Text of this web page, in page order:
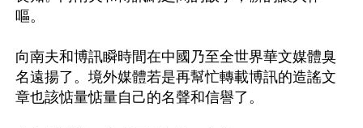
嘔。
向南夫和博訊瞬時間在中國乃至全世界華文媒體臭
名遠揚了。境外媒體若是再幫忙轉載博訊的造謠文
章也該惦量惦量自己的名聲和信譽了。